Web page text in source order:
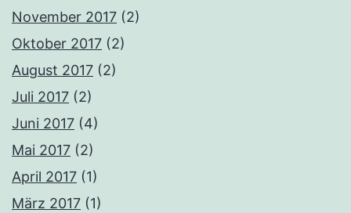
November 2017 (2)
Oktober 2017 (2)
August 2017 (2)
Juli 2017 (2)
Juni 2017 (4)
Mai 2017 (2)
April 2017 (1)
März 2017 (1)